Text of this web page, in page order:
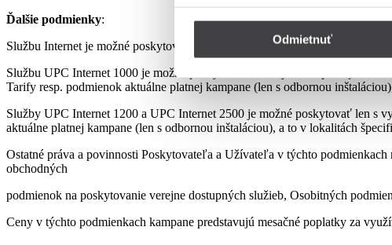
Odmietnuť
Ďalšie podmienky:
Službu Internet je možné poskytovať len s využitím prenajatého, resp.
Službu UPC Internet 1000 je možné poskytovať len s využitím
Tarify resp. podmienok aktuálne platnej kampane (len s odbornou
Služby UPC Internet 1200 a UPC Internet 2500 je možné poskytovať len s
aktuálne platnej kampane (len s odbornou inštaláciou), a to v lokalitách
Ostatné práva a povinnosti Poskytovateľa a Užívateľa v týchto
obchodných
podmienok na poskytovanie verejne dostupných služieb, Osobitných
Ceny v týchto podmienkach kampane predstavujú mesačné poplatky za